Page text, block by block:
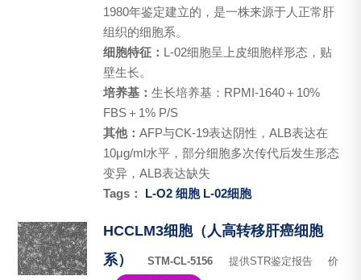
1980年鉴定建立的，是一株来源于人正常肝
组织的细胞系。
细胞特征： L-02细胞呈上皮细胞样形态，贴
壁生长。
培养基： 生长培养基：RPMI-1640＋10%
FBS＋1% P/S
其他： AFP与CK-19表达阴性，ALB表达在
10μg/ml水平，部分细胞多次传代后发生形态
变异，ALB表达缺失
Tags：
L-O2 细胞 L-02细胞
HCCLM3细胞（人高转移肝癌细胞
系）
STM-CL-5156 提供STR鉴定报告 价